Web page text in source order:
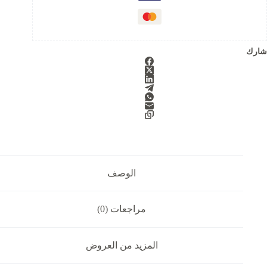
شارك
الوصف
مراجعات (0)
المزيد من العروض